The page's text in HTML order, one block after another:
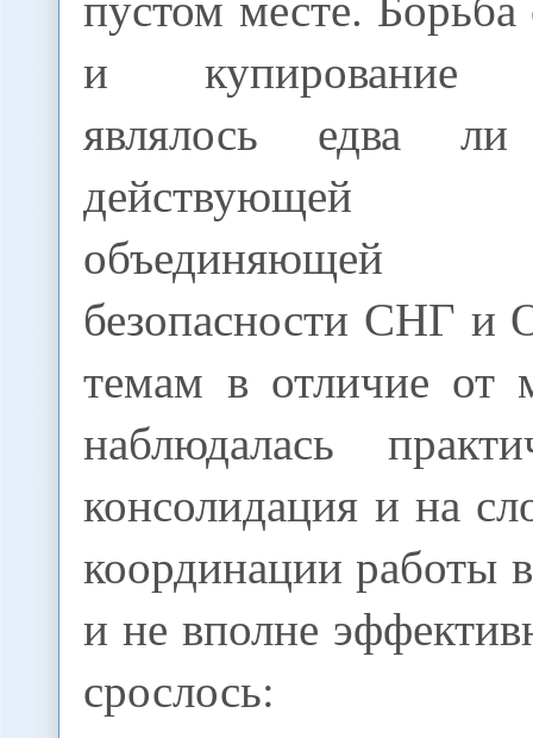
и купирование
являлось едва
действующей
объединяющей
безопасности СНГ
темам в отличие от
наблюдалась
консолидация и на
координации работы
и не вполне
срослось: